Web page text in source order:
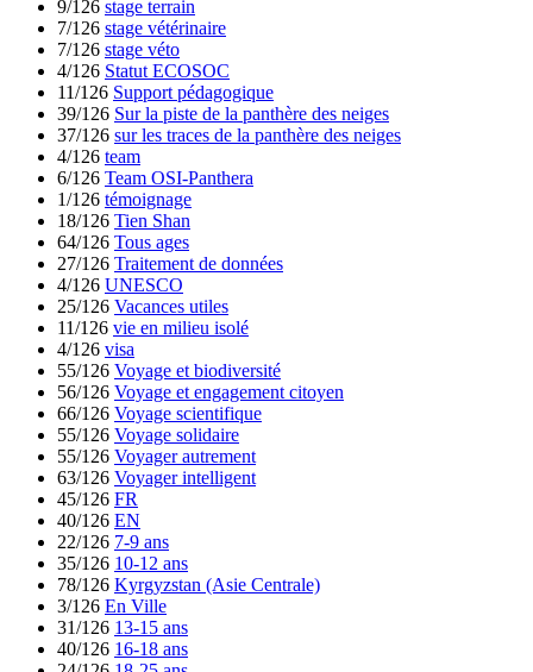
9/126 stage terrain
7/126 stage vétérinaire
7/126 stage véto
4/126 Statut ECOSOC
11/126 Support pédagogique
39/126 Sur la piste de la panthère des neiges
37/126 sur les traces de la panthère des neiges
4/126 team
6/126 Team OSI-Panthera
1/126 témoignage
18/126 Tien Shan
64/126 Tous ages
27/126 Traitement de données
4/126 UNESCO
25/126 Vacances utiles
11/126 vie en milieu isolé
4/126 visa
55/126 Voyage et biodiversité
56/126 Voyage et engagement citoyen
66/126 Voyage scientifique
55/126 Voyage solidaire
55/126 Voyager autrement
63/126 Voyager intelligent
45/126 FR
40/126 EN
22/126 7-9 ans
35/126 10-12 ans
78/126 Kyrgyzstan (Asie Centrale)
3/126 En Ville
31/126 13-15 ans
40/126 16-18 ans